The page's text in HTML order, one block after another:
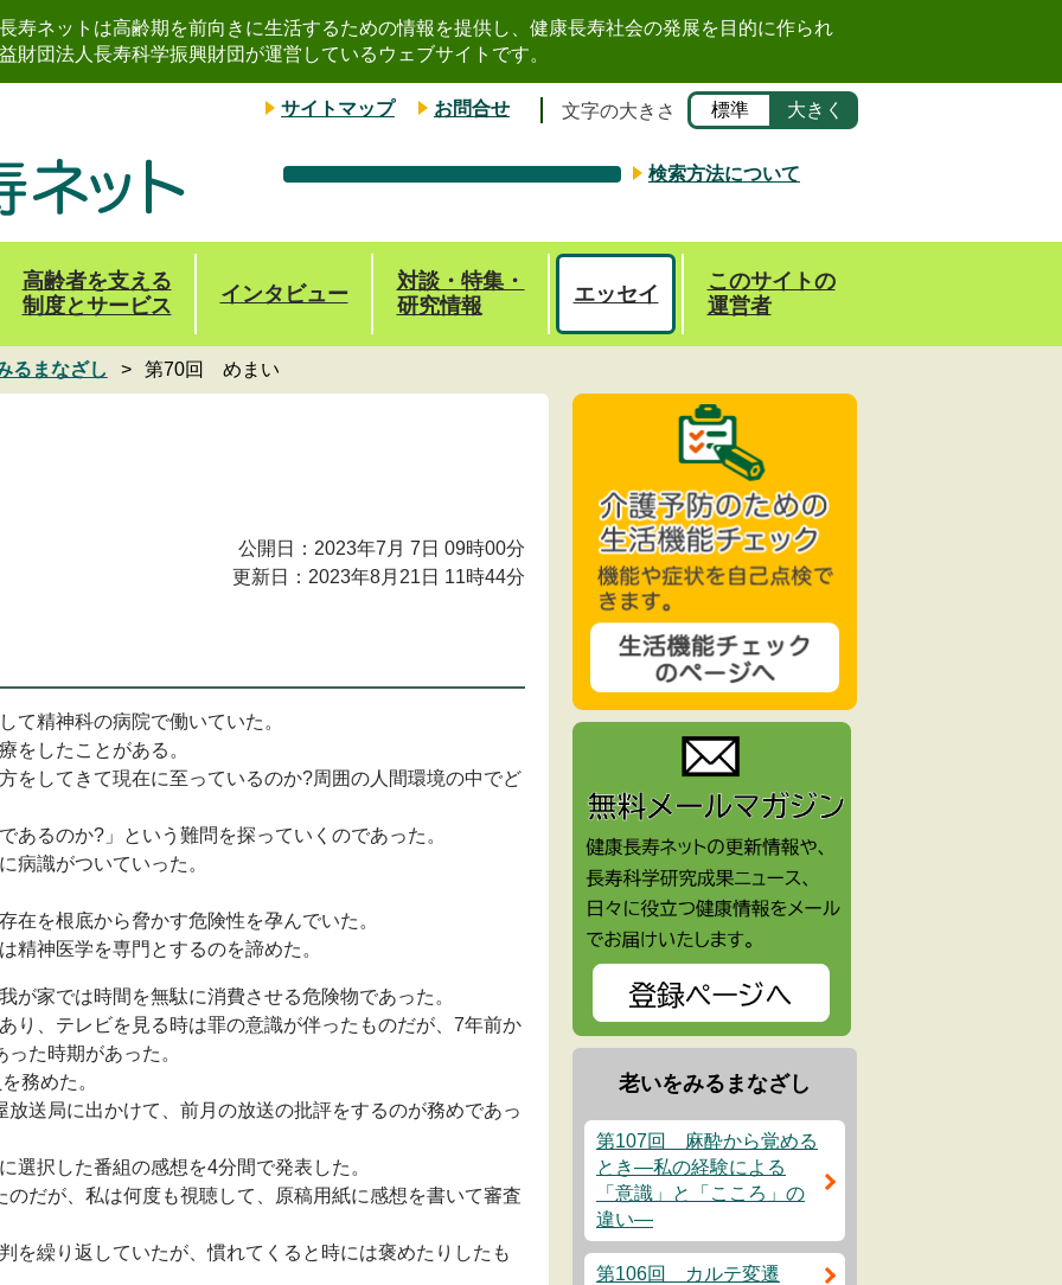
サイトマップ お問合せ 文字の大きさ 標準 大きく
検索方法について
寿ネットは高齢期を前向きに生活するための情報を提供し、健康長寿社会の発展を目的に作られ
財団法人長寿科学振興財団が運営しているウェブサイトです。
高齢者を支える
制度とサービス
インタビュー
対談・特集・
研究情報
エッセイ
このサイトの
運営者
るまなざし 第70回 めまい
公開日：2023年7月 7日 09時00分
更新日：2023年8月21日 11時44分
て精神科の病院で働いていた。
をしたことがある。
をしてきて現在に至っているのか?周囲の人間環境の中でど
あるのか?」という難問を探っていくのであった。
病識がついていった。
在を根底から脅かす危険性を孕んでいた。
精神医学を専門とするのを諦めた。
が家では時間を無駄に消費させる危険物であった。
り、テレビを見る時は罪の意識が伴ったものだが、7年前か
た時期があった。
務めた。
送局に出かけて、前月の放送の批評をするのが務めであっ
選択した番組の感想を4分間で発表した。
だが、私は何度も視聴して、原稿用紙に感想を書いて審査
を繰り返していたが、慣れてくると時には褒めたりしたも
老いをみるまなざし
第107回 麻酔から覚める
とき―私の経験による
「意識」と「こころ」の
違い―
第106回 カルテ変遷